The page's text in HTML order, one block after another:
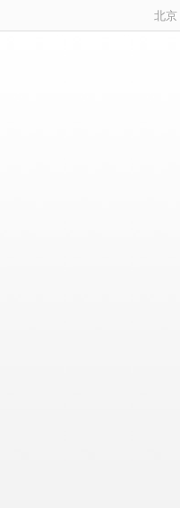
北京